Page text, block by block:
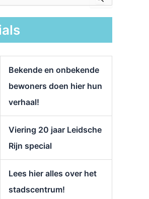
Bekende en onbekende
bewoners doen hier hun
verhaal!
Viering 20 jaar Leidsche
Rijn special
Lees hier alles over het
stadscentrum!